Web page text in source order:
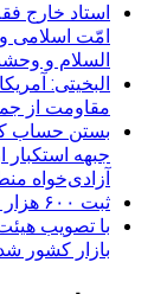
استاد خارج
امّت اسلامی
السلام و
البخیتی:
مقاومت از
بستن حساب
جبهه
آزادی‌خواه
ثبت ۶۰۰ هزار خدمت سلامت به زائران اربعین
با تصویب
بازار کشور